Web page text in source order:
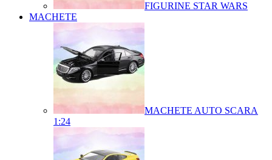
FIGURINE STAR WARS
MACHETE
MACHETE AUTO SCARA
1:24